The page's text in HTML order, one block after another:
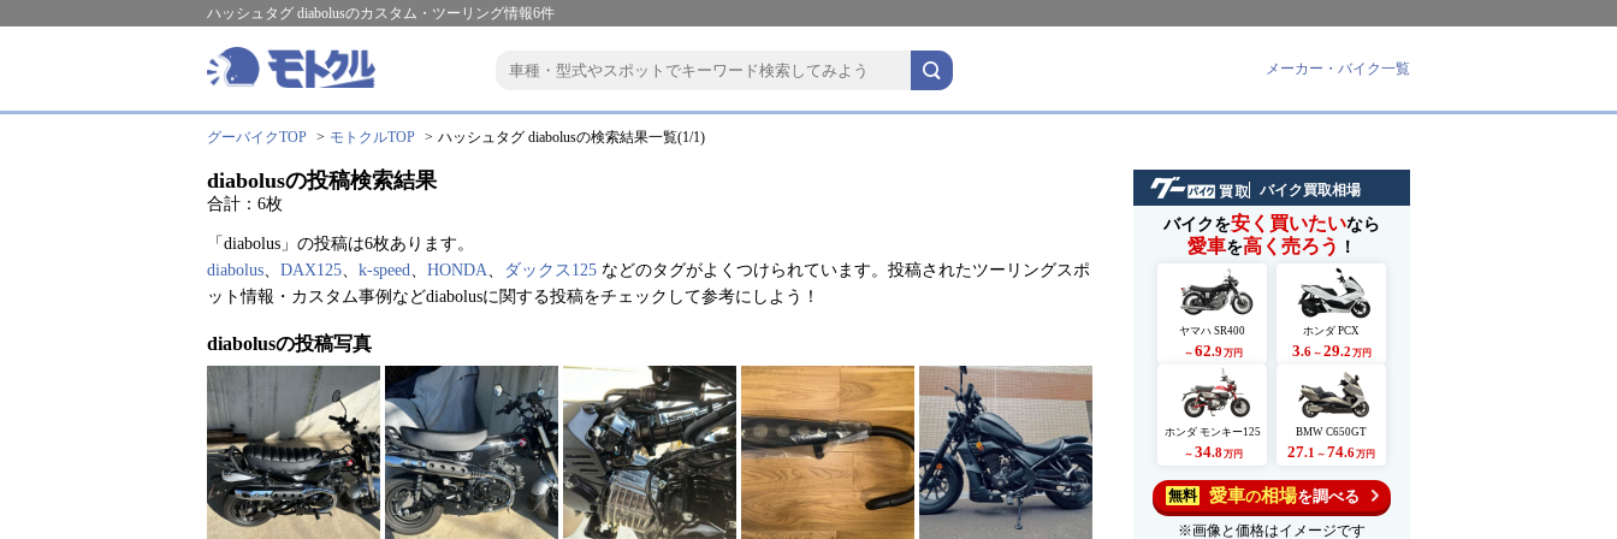
ハッシュタグ diabolusのカスタム・ツーリング情報6件
メーカー・バイク一覧
グーバイクTOP モトクルTOP ハッシュタグ diabolusの検索結果一覧(1/1)
diabolusの投稿検索結果
合計：6枚
「diabolus」の投稿は6枚あります。
diabolus、 DAX125、 k-speed、 HONDA、 ダックス125 などのタグがよくつけられています。投稿されたツーリングスポ
ット情報・カスタム事例などdiabolusに関する投稿をチェックして参考にしよう！
diabolusの投稿写真
バイク買取相場
バイクを安く買いたいなら
愛車を高く売ろう ！
ヤマハ SR400
～ 62.9 万円
ホンダ PCX
3.6 ～ 29.2 万円
ホンダ モンキー125
～ 34.8万円
BMW C650GT
27.1 ～ 74.6万円
無料 愛車の相場を調べる
※画像と価格はイメージです